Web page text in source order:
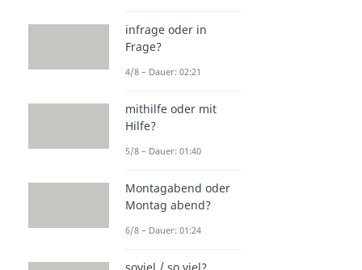
infrage oder in
Frage?
4/8 – Dauer: 02:21
mithilfe oder mit
Hilfe?
5/8 – Dauer: 01:40
Montagabend oder
Montag abend?
6/8 – Dauer: 01:24